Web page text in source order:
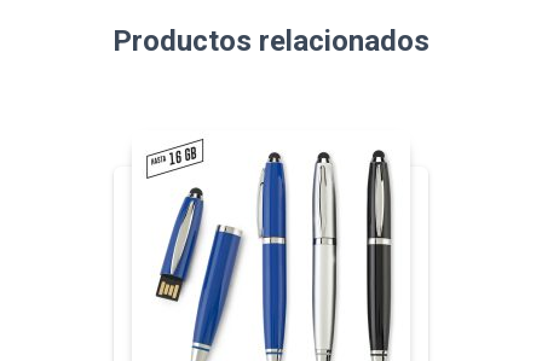
Productos relacionados